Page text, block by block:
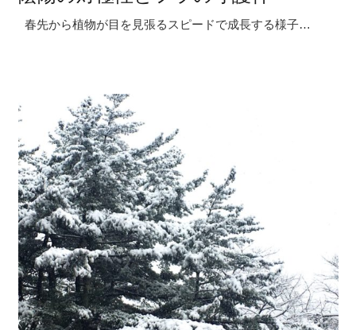
春先から植物が目を見張るスピードで成長する様子…